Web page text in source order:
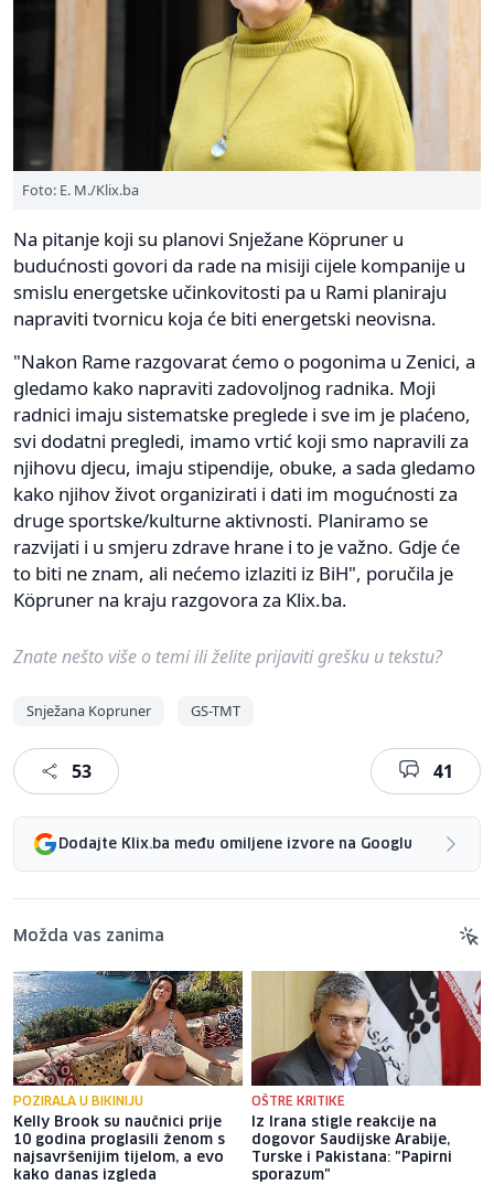
Foto: E. M./Klix.ba
Na pitanje koji su planovi Snježane Köpruner u
budućnosti govori da rade na misiji cijele kompanije u
smislu energetske učinkovitosti pa u Rami planiraju
napraviti tvornicu koja će biti energetski neovisna.
"Nakon Rame razgovarat ćemo o pogonima u Zenici, a
gledamo kako napraviti zadovoljnog radnika. Moji
radnici imaju sistematske preglede i sve im je plaćeno,
svi dodatni pregledi, imamo vrtić koji smo napravili za
njihovu djecu, imaju stipendije, obuke, a sada gledamo
kako njihov život organizirati i dati im mogućnosti za
druge sportske/kulturne aktivnosti. Planiramo se
razvijati i u smjeru zdrave hrane i to je važno. Gdje će
to biti ne znam, ali nećemo izlaziti iz BiH", poručila je
Köpruner na kraju razgovora za Klix.ba.
Znate nešto više o temi ili želite prijaviti grešku u tekstu?
Snježana Kopruner GS-TMT
53 41
Dodajte Klix.ba među omiljene izvore na Googlu
Možda vas zanima
POZIRALA U BIKINIJU
Kelly Brook su naučnici prije
10 godina proglasili ženom s
najsavršenijim tijelom, a evo
kako danas izgleda
OŠTRE KRITIKE
Iz Irana stigle reakcije na
dogovor Saudijske Arabije,
Turske i Pakistana: "Papirni
sporazum"